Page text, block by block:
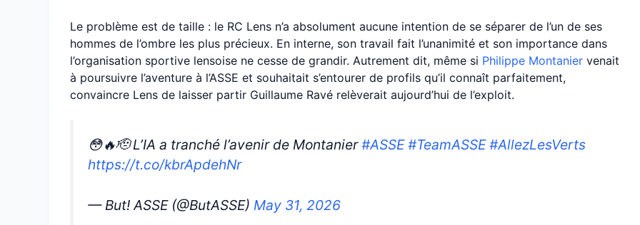
Le problème est de taille : le RC Lens n’a absolument aucune intention de se séparer de l’un de ses
hommes de l’ombre les plus précieux. En interne, son travail fait l’unanimité et son importance dans
l’organisation sportive lensoise ne cesse de grandir. Autrement dit, même si Philippe Montanier venait
à poursuivre l’aventure à l’ASSE et souhaitait s’entourer de profils qu’il connaît parfaitement,
convaincre Lens de laisser partir Guillaume Ravé relèverait aujourd’hui de l’exploit.
😳🔥🫡 L’IA a tranché l’avenir de Montanier#ASSE #TeamASSE #AllezLesVerts
https://t.co/kbrApdehNr
— But! ASSE (@ButASSE) May 31, 2026